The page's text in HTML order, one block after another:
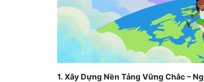
1. Xây Dựng Nền Tảng Vững Chắc –